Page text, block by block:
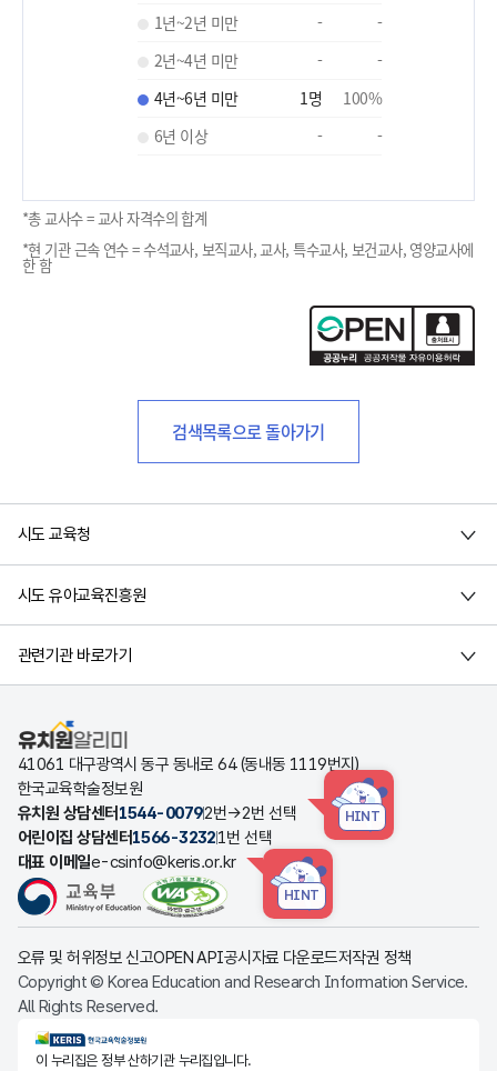
1년~2년 미만
-
-
2년~4년 미만
-
-
4년~6년 미만
1명 100%
6년 이상
- -
*총 교사수 = 교사 자격수의 합계
*현 기관 근속 연수 = 수석교사, 보직교사, 교사, 특수교사, 보건교사, 영양교사에
한 함
검색목록으로 돌아가기
시도 교육청
시도 유아교육진흥원
관련기관 바로가기
유치원알리미
41061 대구광역시 동구 동내로 64 (동내동 1119번지)
한국교육학술정보원
유치원 상담센터 1544-00792번→2번 선택 HINT
어린이집 상담센터1566-32321번 선택
대표 이메일e-csinfo@keris.or.kr
HINT
오류 및 허위정보 신고OPEN API공시자료 다운로드저작권 정책
Copyright © Korea Education and Research Information Service.
All Rights Reserved.
KERIS한국교육학술정보원
이 누리집은 정부 산하기관 누리집입니다.